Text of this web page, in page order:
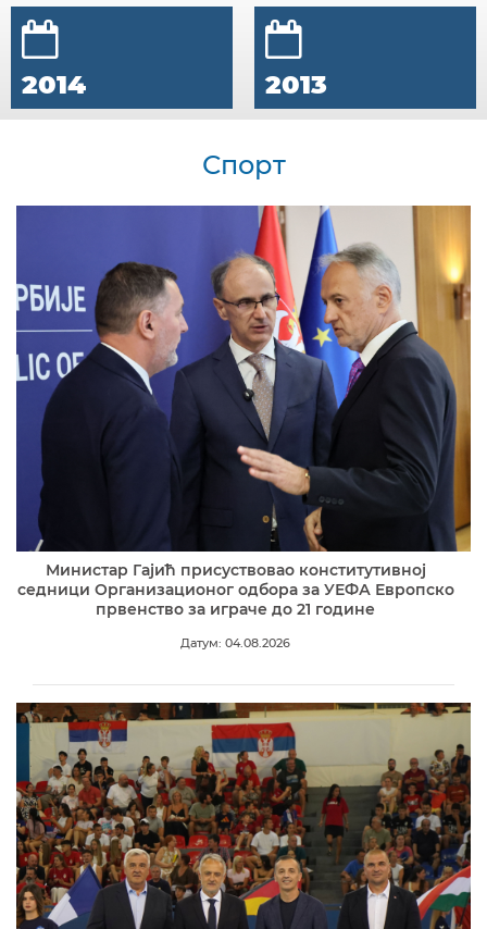
2014 2013
Спорт
Министар Гајић присуствовао конститутивној
седници Организационог одбора за УЕФА Европско
првенство за играче до 21 године
Датум: 04.08.2026